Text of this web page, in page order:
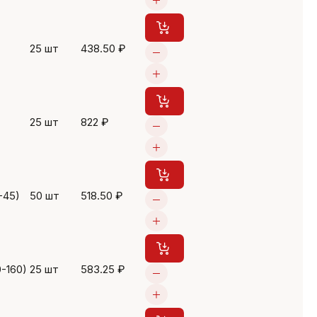
25 шт 438.50 ₽
25 шт 822 ₽
50 шт 518.50 ₽
160) 25 шт 583.25 ₽